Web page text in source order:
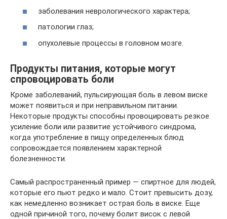
заболевания неврологического характера;
патологии глаз;
опухолевые процессы в головном мозге.
Продукты питания, которые могут
спровоцировать боли
Кроме заболеваний, пульсирующая боль в левом виске
может появиться и при неправильном питании.
Некоторые продукты способны провоцировать резкое
усиление боли или развитие устойчивого синдрома,
когда употребление в пищу определенных блюд
сопровождается появлением характерной
болезненности.
Самый распространенный пример — спиртное для людей,
которые его пьют редко и мало. Стоит превысить дозу,
как немедленно возникает острая боль в виске. Еще
одной причиной того, почему болит висок с левой